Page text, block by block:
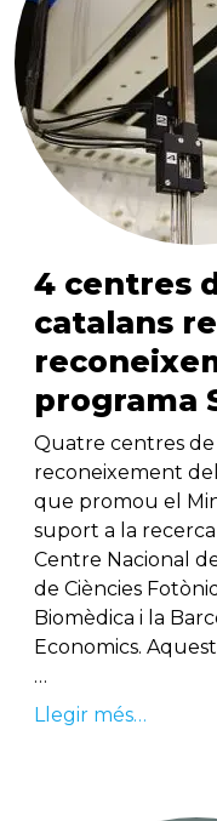
4 centres
catalans
programa
Quatre centres de
reconeixement
que promou el
suport a la recerca
Centre Nacional
de Ciències
Biomèdica i la
Economics.
…
Llegir més…